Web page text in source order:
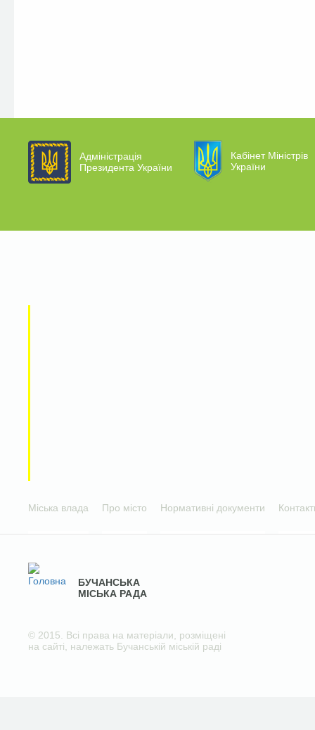
Адміністрація
Президента України
Кабінет Міністрів
України
Міська влада Про місто Нормативні документи
БУЧАНСЬКА
МІСЬКА РАДА
© 2015. Всі права на матеріали, розміщені
на сайті, належать Бучанській міській раді